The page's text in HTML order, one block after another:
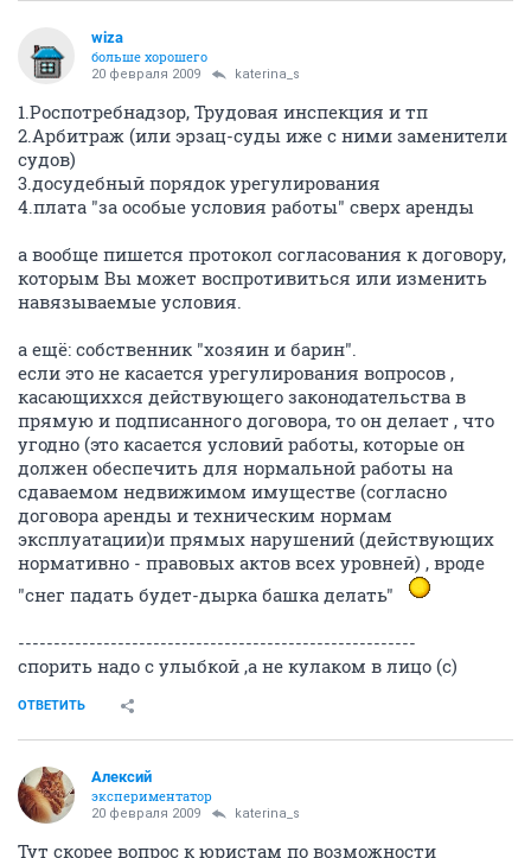
wiza
больше хорошего
20 февраля 2009 katerina_s
1.Роспотребнадзор, Трудовая инспекция и тп
2.Арбитраж (или эрзац-суды иже с ними заменители
судов)
3.досудебный порядок урегулирования
4.плата "за особые условия работы" сверх аренды
а вообще пишется протокол согласования к договору,
которым Вы может воспротивиться или изменить
навязываемые условия.
а ещё: собственник "хозяин и барин".
если это не касается урегулирования вопросов ,
касающиххся действующего законодательства в
прямую и подписанного договора, то он делает , что
угодно (это касается условий работы, которые он
должен обеспечить для нормальной работы на
сдаваемом недвижимом имуществе (согласно
договора аренды и техническим нормам
эксплуатации)и прямых нарушений (действующих
нормативно - правовых актов всех уровней) , вроде
"снег падать будет-дырка башка делать"
--------------------------------------------------------
спорить надо с улыбкой ,а не кулаком в лицо (с)
ОТВЕТИТЬ
Алексий
экспериментатор
20 февраля 2009 katerina_s
Тут скорее вопрос к юристам по возможности